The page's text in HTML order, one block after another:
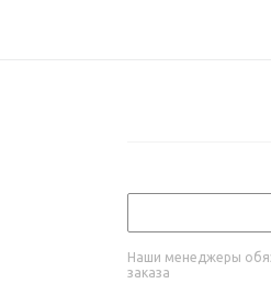
Наши менеджеры
заказа